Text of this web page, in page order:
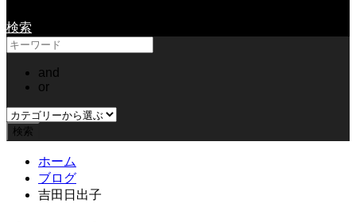
検索
and
or
ホーム
ブログ
吉田日出子